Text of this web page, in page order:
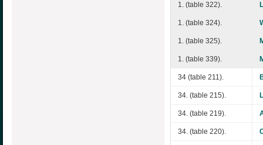
1. (table 322).
1. (table 324).
1. (table 325).
1. (table 339).
34 (table 211).
34. (table 215).
34. (table 219).
34. (table 220).